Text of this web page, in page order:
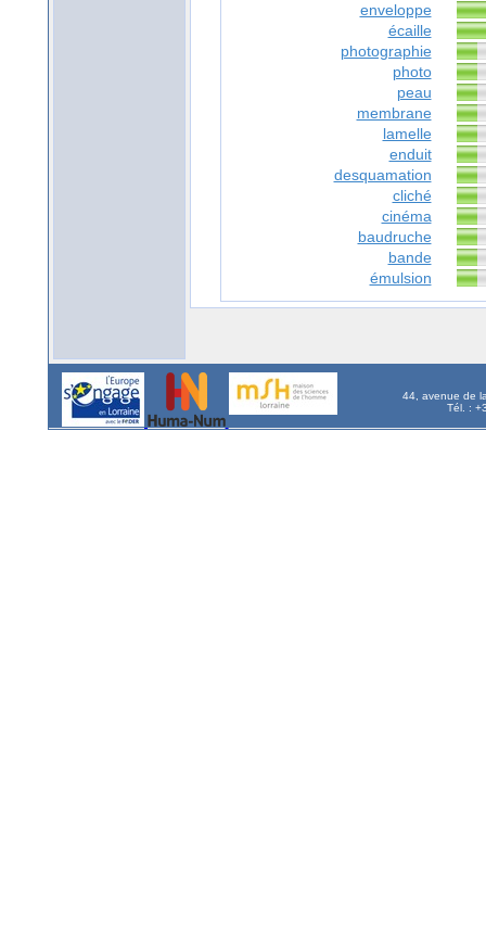
enveloppe
écaille
photographie
photo
peau
membrane
lamelle
enduit
desquamation
cliché
cinéma
baudruche
bande
émulsion
44, avenue de
Tél. :